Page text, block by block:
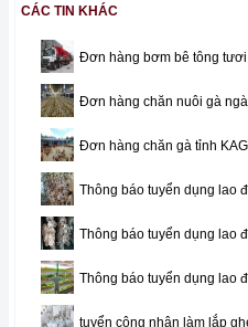
CÁC TIN KHÁC
Đơn hàng bơm bê tông tươi
Đơn hàng chăn nuôi gà
Đơn hàng chăn gà tỉnh
Thông báo tuyển dụng lao
Thông báo tuyển dụng lao
Thông báo tuyển dụng lao
tuyển công nhân làm lắp